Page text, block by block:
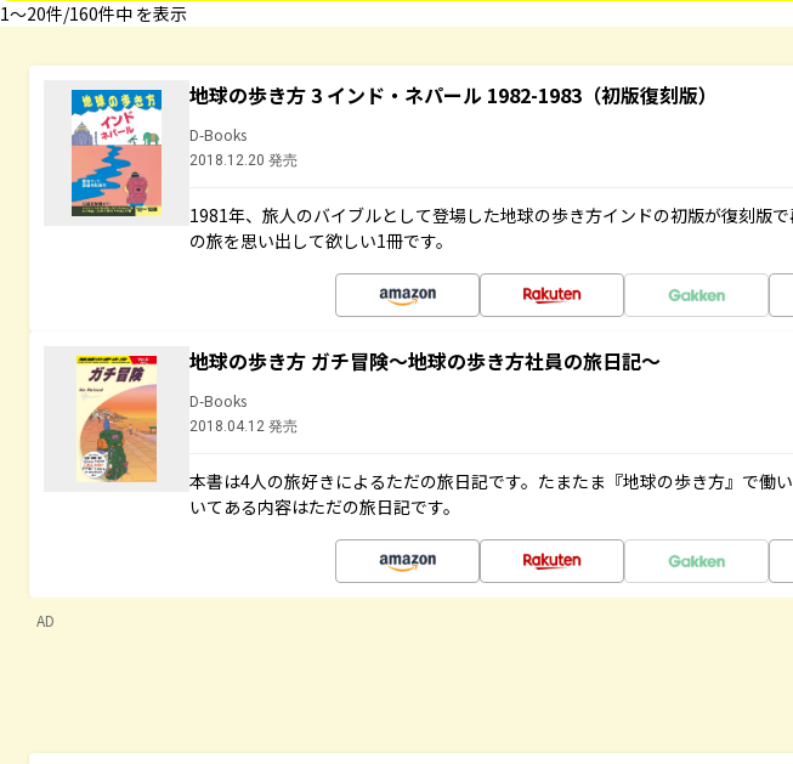
1〜20件/160件中 を表示
地球の歩き方 3 インド・ネパール 1982-1983（初版復刻版）
D-Books
2018.12.20 発売
1981年、旅人のバイブルとして登場した地球の歩き方インドの初版が復刻版
の旅を思い出して欲しい1冊です。
地球の歩き方 ガチ冒険～地球の歩き方社員の旅日記～
D-Books
2018.04.12 発売
本書は4人の旅好きによるただの旅日記です。たまたま『地球の歩き方』で働
いてある内容はただの旅日記です。
AD